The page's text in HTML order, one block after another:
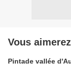
Vous
Pintade vallée